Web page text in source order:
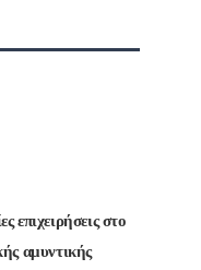
επιχειρήσεις στο
αμυντικής